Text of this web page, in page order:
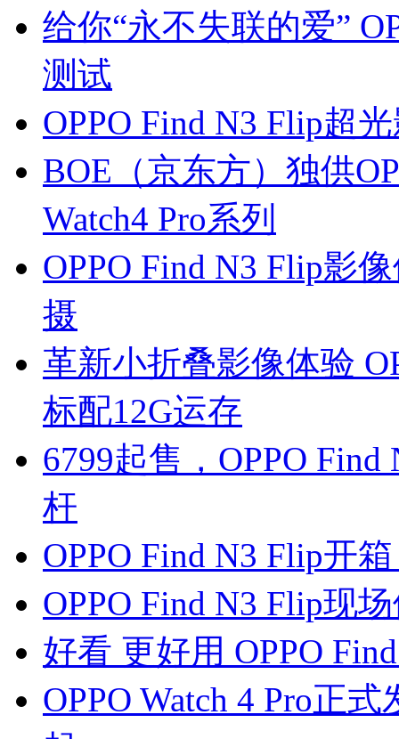
给你“永不失联的爱”
测试
OPPO Find N3 Flip超
BOE（京东方）独供
Watch4 Pro系列
OPPO Find N3 Flip影
摄
革新小折叠影像体验
标配12G运存
6799起售，OPPO
杆
OPPO Find N3 Flip开
OPPO Find N3 Flip现
好看 更好用 OPPO
OPPO Watch 4 Pro正